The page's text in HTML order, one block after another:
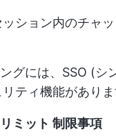
ション内のチャ
グには、SSO (シ
ティ機能がありま
リミット 制限事項